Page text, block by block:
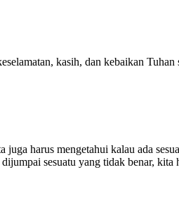
kasih, dan kebaikan Tuhan
juga harus mengetahui kalau ada
sesuatu yang tidak benar, kita